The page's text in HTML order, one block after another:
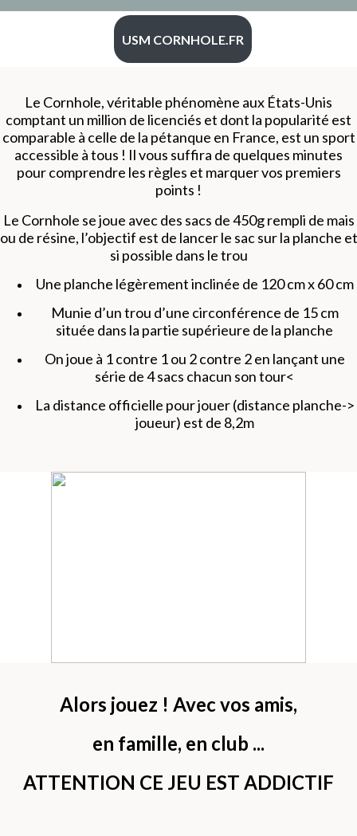
USM CORNHOLE.FR
Le Cornhole, véritable phénomène aux États-Unis
comptant un million de licenciés et dont la popularité est
comparable à celle de la pétanque en France, est un sport
accessible à tous ! Il vous suffira de quelques minutes
pour comprendre les règles et marquer vos premiers
points !
Le Cornhole se joue avec des sacs de 450g rempli de mais
ou de résine, l’objectif est de lancer le sac sur la planche et
si possible dans le trou
Une planche légèrement inclinée de 120 cm x 60 cm
Munie d’un trou d’une circonférence de 15 cm
située dans la partie supérieure de la planche
On joue à 1 contre 1 ou 2 contre 2 en lançant une
série de 4 sacs chacun son tour<
La distance officielle pour jouer (distance planche->
joueur) est de 8,2m
Alors jouez ! Avec vos amis,
en famille, en club ...
ATTENTION CE JEU EST ADDICTIF